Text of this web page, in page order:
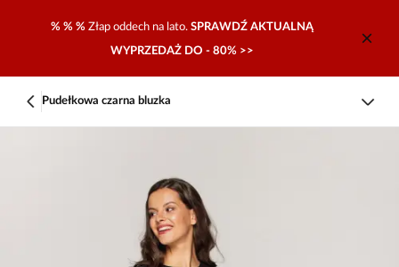
% % % Złap oddech na lato. SPRAWDŹ AKTUALNĄ
WYPRZEDAŻ DO - 80% >>
Pudełkowa czarna bluzka